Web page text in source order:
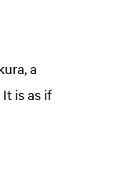
a
is as if